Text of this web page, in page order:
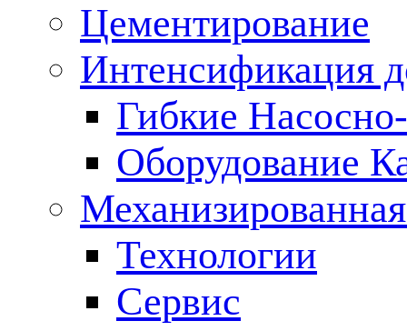
Цементирование
Интенсификация
Гибкие
Оборудование
Технологии
Сервис